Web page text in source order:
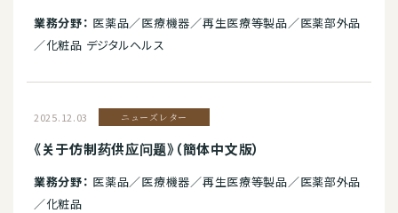
業務分野： 医薬品／医療機器／再生医療等製品／医薬部外品
／化粧品 デジタルヘルス
2025.12.03 ニューズレター
《关于仿制药供应问题》（簡体中文版）
業務分野： 医薬品／医療機器／再生医療等製品／医薬部外品
／化粧品